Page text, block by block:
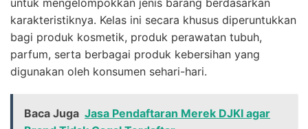
karakteristiknya. Kelas ini secara khusus diperuntukkan
bagi produk kosmetik, produk perawatan tubuh,
parfum, serta berbagai produk kebersihan yang
digunakan oleh konsumen sehari-hari.
Baca Juga Jasa Pendaftaran Merek DJKI agar